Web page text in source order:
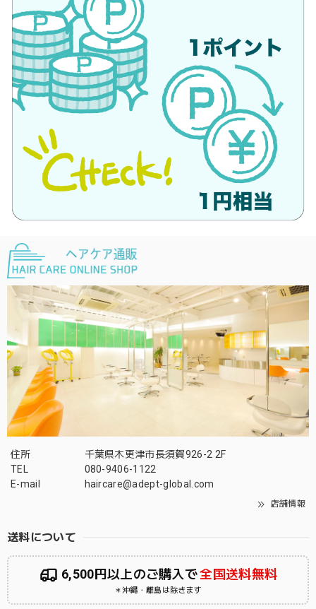
住所
千葉県木更津市長須賀926-2 2F
TEL
080-9406-1122
E-mail
haircare@adept-global.com
店舗情報
送料について
6,500円以上のご購入で全国送料無料
＊沖縄・離島は除きます